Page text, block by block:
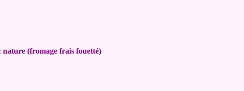
(fromage frais fouetté)